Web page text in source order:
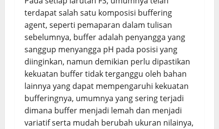
terdapat salah satu komposisi buffering
agent, seperti pemaparan dalam tulisan
sebelumnya, buffer adalah penyangga yang
sanggup menyangga pH pada posisi yang
diinginkan, namun demikian perlu dipastikan
kekuatan buffer tidak terganggu oleh bahan
lainnya yang dapat mempengaruhi kekuatan
bufferingnya, umumnya yang sering terjadi
dimana buffer menjadi lemah dan menjadi
variatif serta mudah berubah ukuran nilainya,